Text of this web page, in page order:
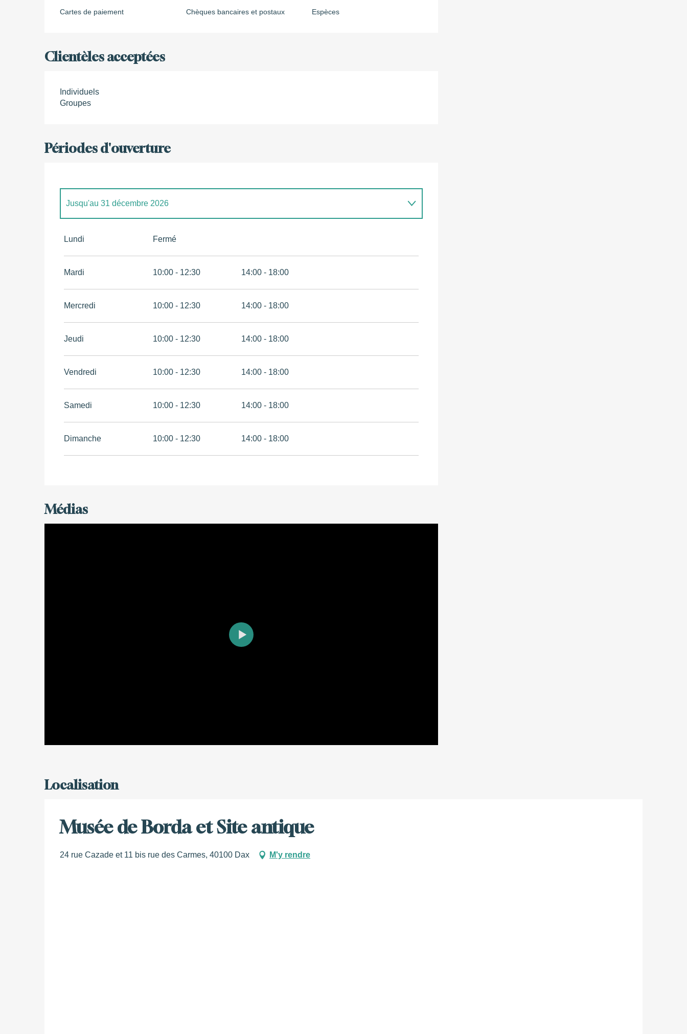
Cartes de paiement Chèques bancaires et postaux Espèces
Clientèles acceptées
Individuels
Groupes
Périodes d'ouverture
Jusqu'au 31 décembre 2026
Lundi Fermé
Mardi 10:00 - 12:30 14:00 - 18:00
Mercredi 10:00 - 12:30 14:00 - 18:00
Jeudi 10:00 - 12:30 14:00 - 18:00
Vendredi 10:00 - 12:30 14:00 - 18:00
Samedi 10:00 - 12:30 14:00 - 18:00
Dimanche 10:00 - 12:30 14:00 - 18:00
Médias
Localisation
Musée de Borda et Site antique
24 rue Cazade et 11 bis rue des Carmes, 40100 Dax M'y rendre